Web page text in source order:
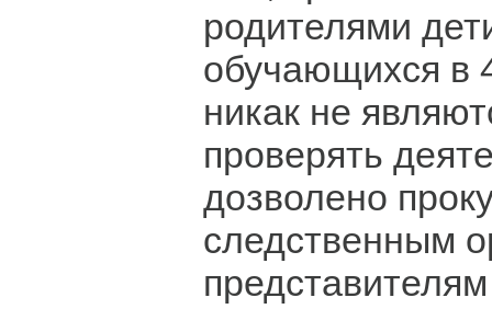
родителями
обучающихся в
никак не
проверять
дозволено
следственным